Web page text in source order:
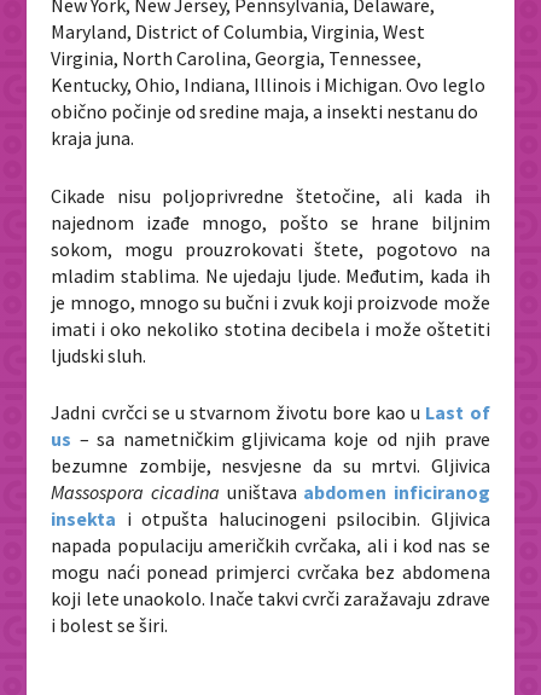
New York, New Jersey, Pennsylvania, Delaware,
Maryland, District of Columbia, Virginia, West
Virginia, North Carolina, Georgia, Tennessee,
Kentucky, Ohio, Indiana, Illinois i Michigan. Ovo leglo
obično počinje od sredine maja, a insekti nestanu do
kraja juna.
Cikade nisu poljoprivredne štetočine, ali kada ih
najednom izađe mnogo, pošto se hrane biljnim
sokom, mogu prouzrokovati štete, pogotovo na
mladim stablima. Ne ujedaju ljude. Međutim, kada ih
je mnogo, mnogo su bučni i zvuk koji proizvode može
imati i oko nekoliko stotina decibela i može oštetiti
ljudski sluh.
Jadni cvrčci se u stvarnom životu bore kao u Last of
us – sa nametničkim gljivicama koje od njih prave
bezumne zombije, nesvjesne da su mrtvi. Gljivica
Massospora cicadina uništava abdomen inficiranog
insekta i otpušta halucinogeni psilocibin. Gljivica
napada populaciju američkih cvrčaka, ali i kod nas se
mogu naći ponead primjerci cvrčaka bez abdomena
koji lete unaokolo. Inače takvi cvrči zaražavaju zdrave
i bolest se širi.